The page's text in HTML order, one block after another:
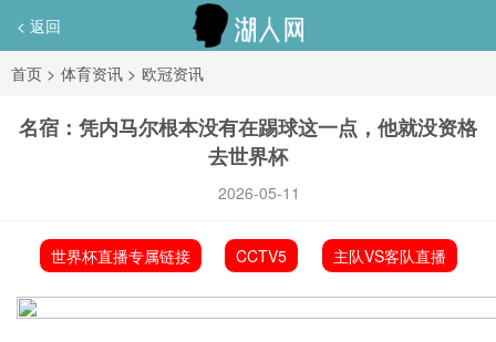
< 返回
首页 > 体育资讯 > 欧冠资讯
名宿：凭内马尔根本没有在踢球这一点，他就没资格
去世界杯
2026-05-11
世界杯直播专属链接 CCTV5 主队VS客队直播